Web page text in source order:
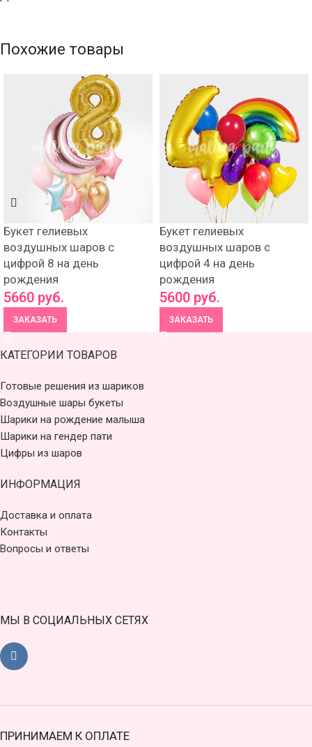
Похожие товары
Букет гелиевых
воздушных шаров с
цифрой 8 на день
рождения
5660 руб.
ЗАКАЗАТЬ
Букет гелиевых
воздушных шаров с
цифрой 4 на день
рождения
5600 руб.
ЗАКАЗАТЬ
КАТЕГОРИИ ТОВАРОВ
Готовые решения из шариков
Воздушные шары букеты
Шарики на рождение малыша
Шарики на гендер пати
Цифры из шаров
ИНФОРМАЦИЯ
Доставка и оплата
Контакты
Вопросы и ответы
МЫ В СОЦИАЛЬНЫХ СЕТЯХ
ПРИНИМАЕМ К ОПЛАТЕ